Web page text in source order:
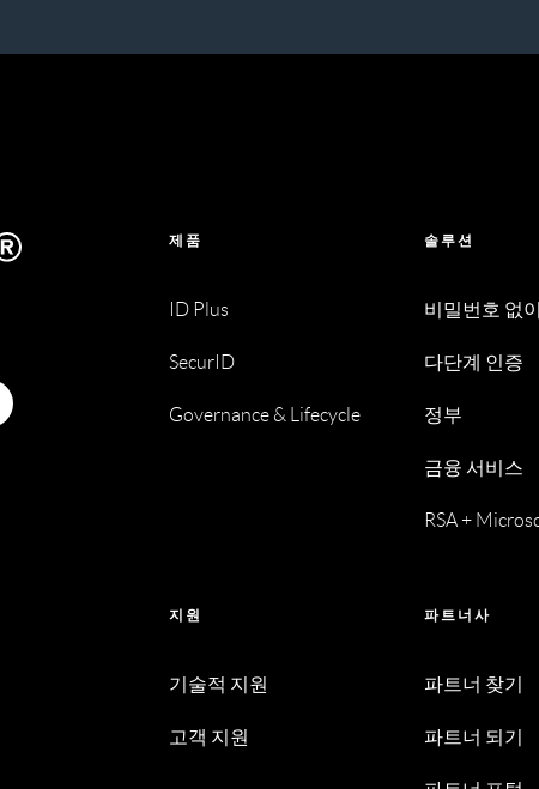
제품
ID Plus
SecurID
Governance & Lifecycle
솔루션
비밀번호 없
다단계 인증
정부
금융 서비스
RSA +
지원
기술적 지원
고객 지원
파트너사
파트너 찾기
파트너 되기